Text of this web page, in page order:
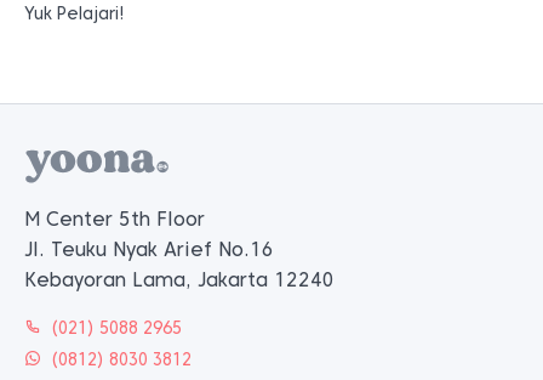
Yuk Pelajari!
M Center 5th Floor
Jl. Teuku Nyak Arief No.16
Kebayoran Lama, Jakarta 12240
(021) 5088 2965
(0812) 8030 3812